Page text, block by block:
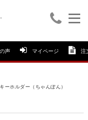
声 マイページ 注
ホルダー（ちゃんぽん）